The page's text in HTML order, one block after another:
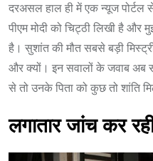
दरअसल हाल ही में एक न्यूज पोर्टल
पीएम मोदी को चिट्ठी लिखी है और
है। सुशांत की मौत सबसे बड़ी
और क्यों। इन सवालों के जवाब अब
से तो उनके पिता को कुछ तो शांति
लगातार जांच कर